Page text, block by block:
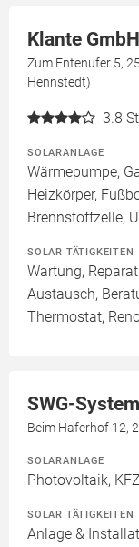
Klante GmbH
Zum Entenufer 5,
Hennstedt)
3.8
SOLARANLAGE
Wärmepumpe,
Heizkörper,
Brennstoffzelle,
SOLAR TÄTIGKEITEN
Wartung,
Austausch,
Thermostat,
SWG-
Beim Haferhof 12,
SOLARANLAGE
Photovoltaik,
SOLAR TÄTIGKEITEN
Anlage &